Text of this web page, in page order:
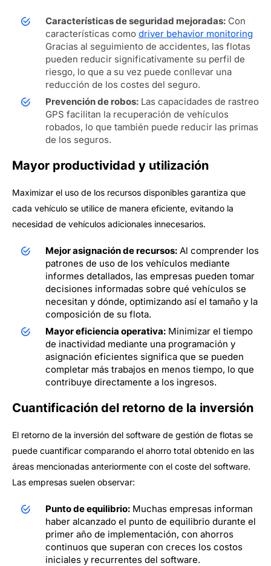
Características de seguridad mejoradas: Con
características como driver behavior monitoring
Gracias al seguimiento de accidentes, las flotas
pueden reducir significativamente su perfil de
riesgo, lo que a su vez puede conllevar una
reducción de los costes del seguro.
Prevención de robos: Las capacidades de rastreo
GPS facilitan la recuperación de vehículos
robados, lo que también puede reducir las primas
de los seguros.
Mayor productividad y utilización
Maximizar el uso de los recursos disponibles garantiza que
cada vehículo se utilice de manera eficiente, evitando la
necesidad de vehículos adicionales innecesarios.
Mejor asignación de recursos: Al comprender los
patrones de uso de los vehículos mediante
informes detallados, las empresas pueden tomar
decisiones informadas sobre qué vehículos se
necesitan y dónde, optimizando así el tamaño y la
composición de su flota.
Mayor eficiencia operativa: Minimizar el tiempo
de inactividad mediante una programación y
asignación eficientes significa que se pueden
completar más trabajos en menos tiempo, lo que
contribuye directamente a los ingresos.
Cuantificación del retorno de la inversión
El retorno de la inversión del software de gestión de flotas se
puede cuantificar comparando el ahorro total obtenido en las
áreas mencionadas anteriormente con el coste del software.
Las empresas suelen observar:
Punto de equilibrio: Muchas empresas informan
haber alcanzado el punto de equilibrio durante el
primer año de implementación, con ahorros
continuos que superan con creces los costos
iniciales y recurrentes del software.